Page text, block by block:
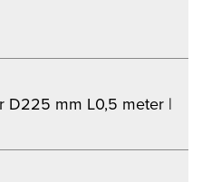
D225 mm L0,5 meter |